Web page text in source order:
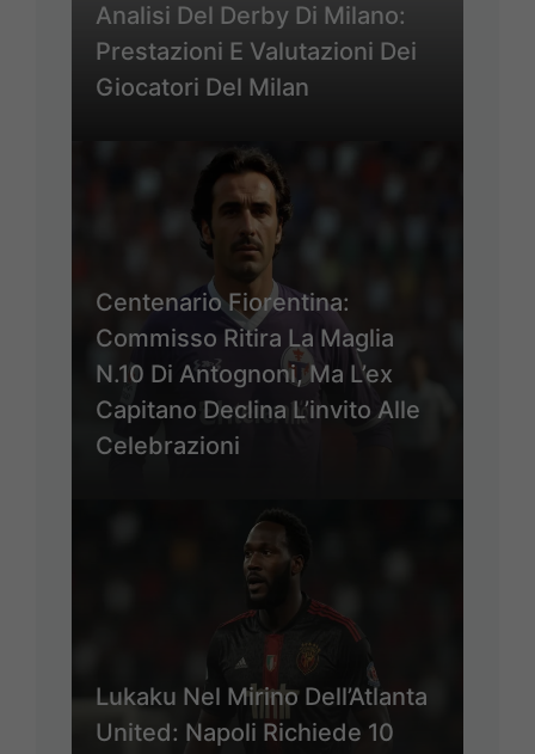
Analisi Del Derby Di Milano:
Prestazioni E Valutazioni Dei
Giocatori Del Milan
Centenario Fiorentina:
Commisso Ritira La Maglia
N.10 Di Antognoni, Ma L’ex
Capitano Declina L’invito Alle
Celebrazioni
Lukaku Nel Mirino Dell’Atlanta
United: Napoli Richiede 10